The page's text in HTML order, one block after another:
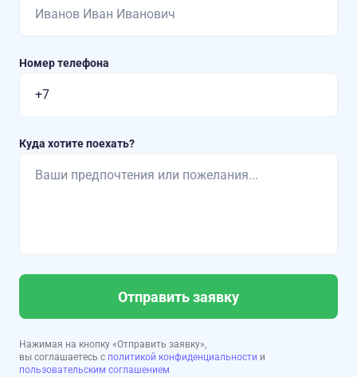
Номер телефона
Куда хотите поехать?
Отправить заявку
Нажимая на кнопку «Отправить заявку»,
вы соглашаетесь с политикой конфиденциальности и
пользовательским соглашением